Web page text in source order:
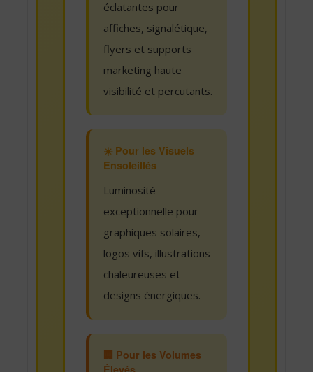
éclatantes pour
affiches, signalétique,
flyers et supports
marketing haute
visibilité et percutants.
☀️ Pour les Visuels
Ensoleillés
Luminosité
exceptionnelle pour
graphiques solaires,
logos vifs, illustrations
chaleureuses et
designs énergiques.
🏢 Pour les Volumes
Élevés